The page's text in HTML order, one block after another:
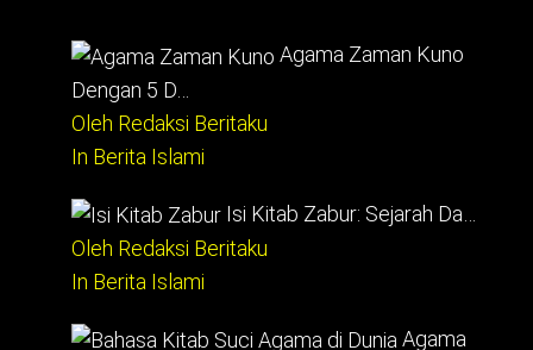
Agama Zaman Kuno
Dengan 5 D…
Oleh Redaksi Beritaku
In Berita Islami
Isi Kitab Zabur: Sejarah Da…
Oleh Redaksi Beritaku
In Berita Islami
Agama